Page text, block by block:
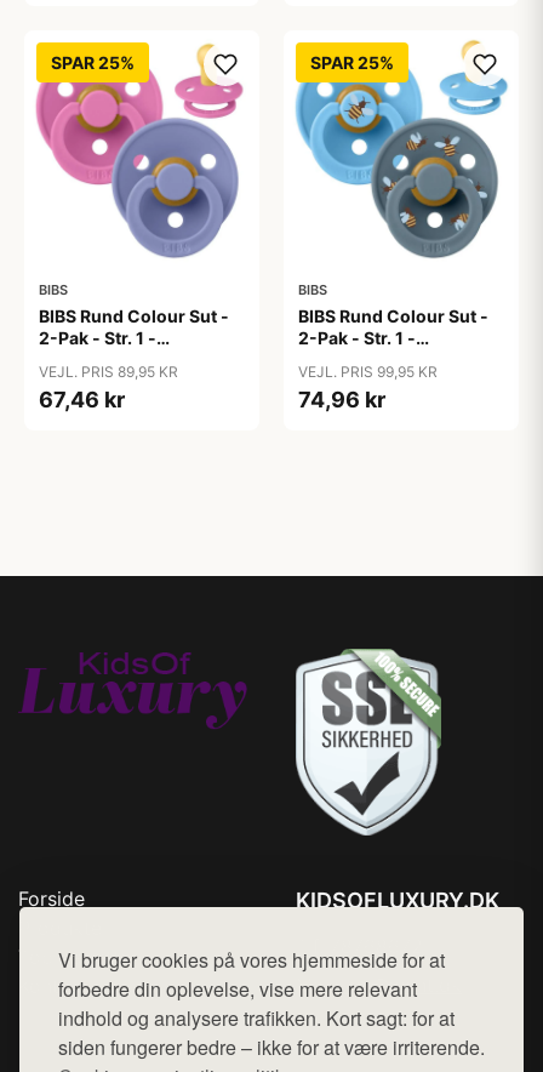
Vi bruger cookies på vores hjemmeside for at
forbedre din oplevelse, vise mere relevant
indhold og analysere trafikken. Kort sagt: for at
siden fungerer bedre – ikke for at være irriterende.
SPAR 25%
BIBS
BIBS Rund Colour Sut -
2-Pak - Str. 1 -
Bubblegum/Peri
VEJL. PRIS 89,95 KR
67,46 kr
SPAR 25%
BIBS
BIBS Rund Colour Sut -
2-Pak - Str. 1 -
Bumblebee Studio -
Breeze Mix
VEJL. PRIS 99,95 KR
74,96 kr
Forside
Top Rabatter
Kontakt
KIDSOFLUXURY.DK
Mail: hej@want.dk
Cookie- og privatlivspolitik